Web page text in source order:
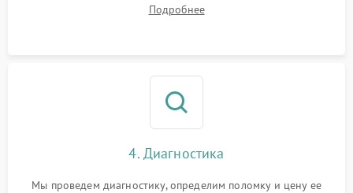
Подробнее
4. Диагностика
Мы проведем диагностику, определим поломку и цену ее